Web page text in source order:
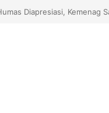
Diapresiasi,